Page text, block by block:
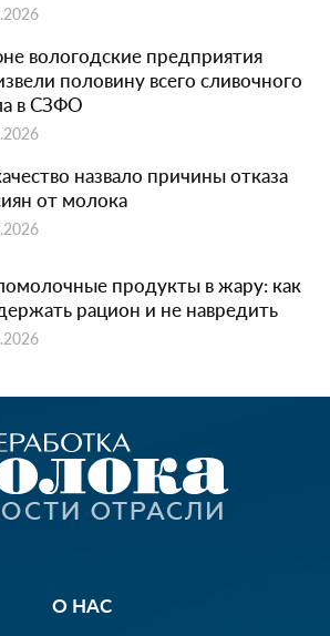
вологодские предприятия
половину всего сливочного
в СЗФО
назвало причины отказа
от молока
продукты в жару: как
рацион и не навредить
О НАС